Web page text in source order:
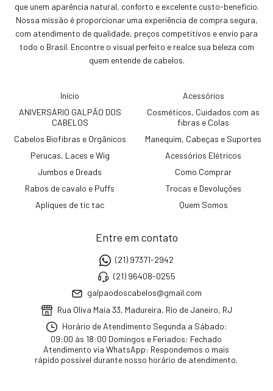
que unem aparência natural, conforto e excelente custo-benefício.
Nossa missão é proporcionar uma experiência de compra segura,
com atendimento de qualidade, preços competitivos e envio para
todo o Brasil. Encontre o visual perfeito e realce sua beleza com
quem entende de cabelos.
Início
ANIVERSÁRIO GALPÃO DOS
CABELOS
Cabelos Biofibras e Orgânicos
Perucas, Laces e Wig
Jumbos e Dreads
Rabos de cavalo e Puffs
Apliques de tic tac
Acessórios
Cosméticos, Cuidados com as
fibras e Colas
Manequim, Cabeças e Suportes
Acessórios Elétricos
Como Comprar
Trocas e Devoluções
Quem Somos
Entre em contato
(21) 97371-2942
(21) 96408-0255
galpaodoscabelos@gmail.com
Rua Oliva Maia 33, Madureira, Rio de Janeiro, RJ
Horário de Atendimento Segunda a Sábado:
09:00 às 18:00 Domingos e Feriados: Fechado
Atendimento via WhatsApp: Respondemos o mais
rápido possível durante nosso horário de atendimento.